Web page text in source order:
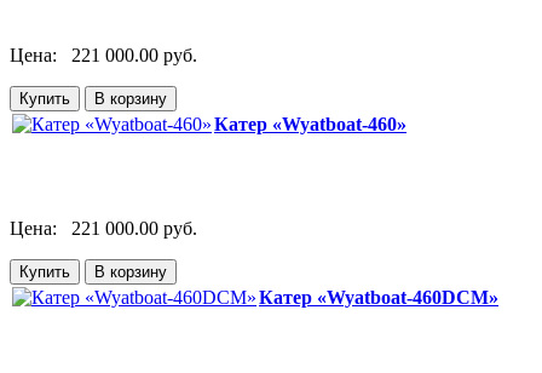
Цена: 221 000.00 руб.
Катер «Wyatboat-460»
Цена: 221 000.00 руб.
Катер «Wyatboat-460DCM»